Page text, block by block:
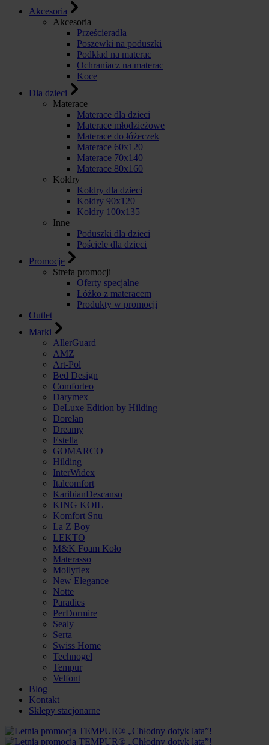
Akcesoria
Akcesoria
Prześcieradła
Poszewki na poduszki
Podkład na materac
Ochraniacz na materac
Koce
Dla dzieci
Materace
Materace dla dzieci
Materace młodzieżowe
Materace do łóżeczek
Materace 60x120
Materace 70x140
Materace 80x160
Kołdry
Kołdry dla dzieci
Kołdry 90x120
Kołdry 100x135
Inne
Poduszki dla dzieci
Pościele dla dzieci
Promocje
Strefa promocji
Oferty specjalne
Łóżko z materacem
Produkty w promocji
Outlet
Marki
AllerGuard
AMZ
Art-Pol
Bed Design
Comforteo
Darymex
DeLuxe Edition by Hilding
Dorelan
Dreamy
Estella
GOMARCO
Hilding
InterWidex
Italcomfort
KaribianDescanso
KING KOIL
Komfort Snu
La Z Boy
LEKTO
M&K Foam Koło
Materasso
Mollyflex
New Elegance
Notte
Paradies
PerDormire
Sealy
Serta
Swiss Home
Technogel
Tempur
Velfont
Blog
Kontakt
Sklepy stacjonarne